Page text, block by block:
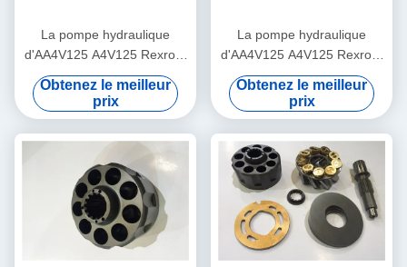
La pompe hydraulique
d'AA4V125 A4V125 Rexroth
partie le remplacement de
plat d'huile de plat de valve
Obtenez le meilleur
prix
La pompe hydraulique
d'AA4V125 A4V125 Rexroth
partie le joint d'axe de joint
de guide de boule inclus
Obtenez le meilleur
prix